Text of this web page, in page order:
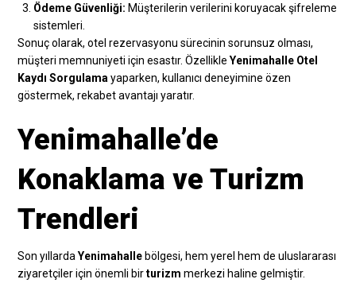
Ödeme Güvenliği: Müşterilerin verilerini koruyacak şifreleme
sistemleri.
Sonuç olarak, otel rezervasyonu sürecinin sorunsuz olması,
müşteri memnuniyeti için esastır. ÖzellikleYenimahalle Otel
Kaydı Sorgulama yaparken, kullanıcı deneyimine özen
göstermek, rekabet avantajı yaratır.
Yenimahalle’de
Konaklama ve Turizm
Trendleri
Son yıllardaYenimahalle bölgesi, hem yerel hem de uluslararası
ziyaretçiler için önemli birturizm merkezi haline gelmiştir.